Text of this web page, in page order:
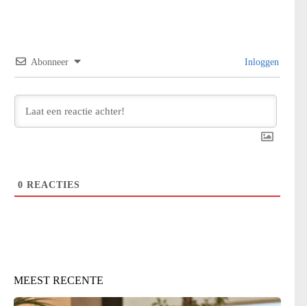
Abonneer Inloggen
0 REACTIES
MEEST RECENTE